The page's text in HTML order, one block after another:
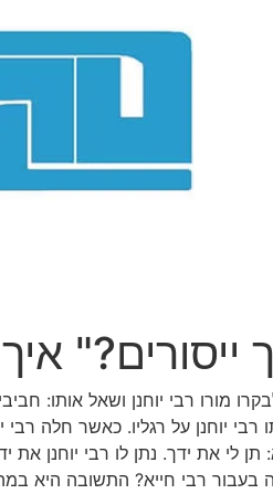
ייסורים?"
מורו רבי יוחנן ושאל אותו:
רבי יוחנן על רגליו. כאשר חלה
לי את ידך. נתן לו רבי יוחנן את
רבי חייא? התשובה היא